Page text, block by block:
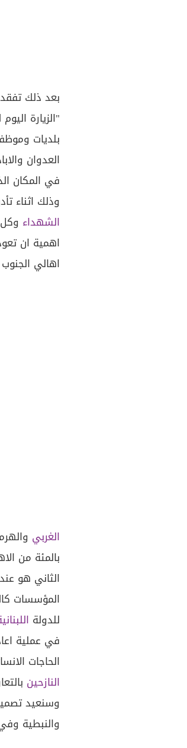
بعد ذلك
"الزيارة
بلديات
العدوان
في المكان
وذلك اثناء
الشهداء
اهمية ان
اهالي
الغربي
بالمئة من
الثاني هو
المؤسسات
للدولة
في عملية
الحاجات
النازحين
وسنعيد
والنبطية